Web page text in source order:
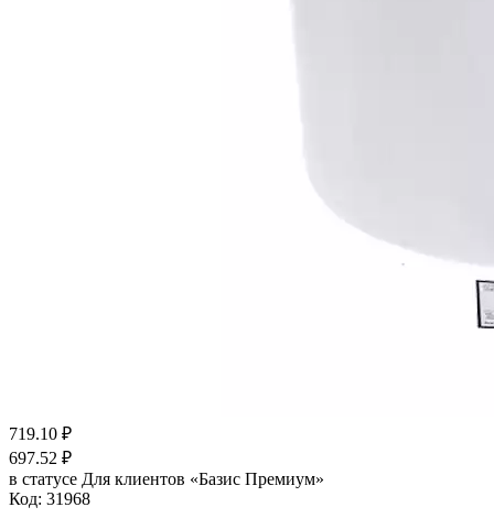
719.10 ₽
697.52 ₽
в статусе Для клиентов «Базис Премиум»
Код: 31968